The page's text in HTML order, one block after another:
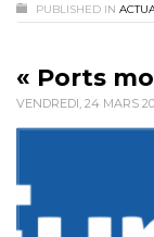
PUBLISHED IN
« Ports
VENDREDI, 24 MARS